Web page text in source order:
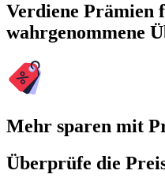
Verdiene Prämien
wahrgenommene
Mehr sparen mit
Überprüfe die